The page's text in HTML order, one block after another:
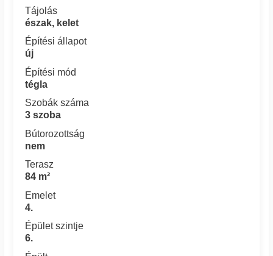
Tájolás
észak, kelet
Építési állapot
új
Építési mód
tégla
Szobák száma
3 szoba
Bútorozottság
nem
Terasz
84 m²
Emelet
4.
Épület szintje
6.